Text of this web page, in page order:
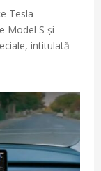
Tesla
Model S și
intitulată